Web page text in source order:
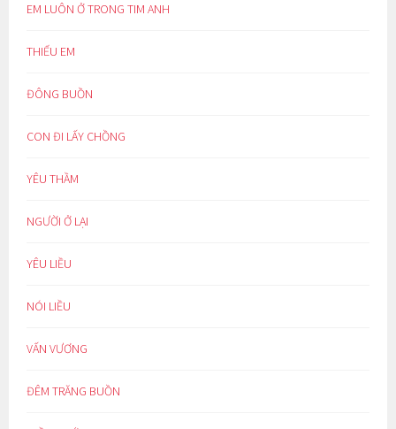
EM LUÔN Ở TRONG TIM ANH
THIẾU EM
ĐÔNG BUỒN
CON ĐI LẤY CHỒNG
YÊU THẦM
NGƯỜI Ở LẠI
YÊU LIỀU
NÓI LIỀU
VẤN VƯƠNG
ĐÊM TRĂNG BUỒN